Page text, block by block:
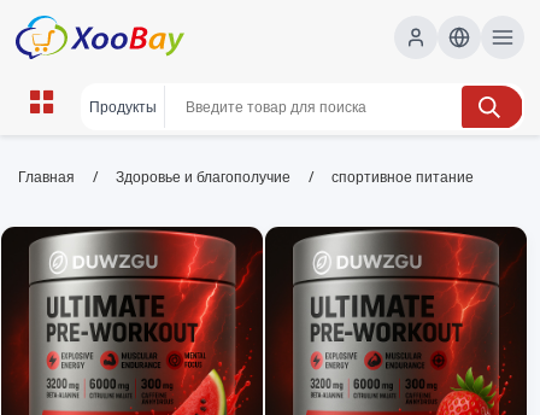
спортивное питание | XOOBAY
питание для спорта, спортивные добавки,
фитнес, wholesale спортивное питание,
XOOBAY
Лучшие ингредиенты и советы по выбору спортивного
питания
Главная / Здоровье и благополучие / спортивное питание